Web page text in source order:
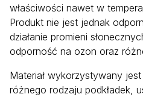
właściwości nawet w
Produkt nie jest jednak
działanie promieni
odporność na ozon oraz
Materiał wykorzystywany
różnego rodzaju podkładek,